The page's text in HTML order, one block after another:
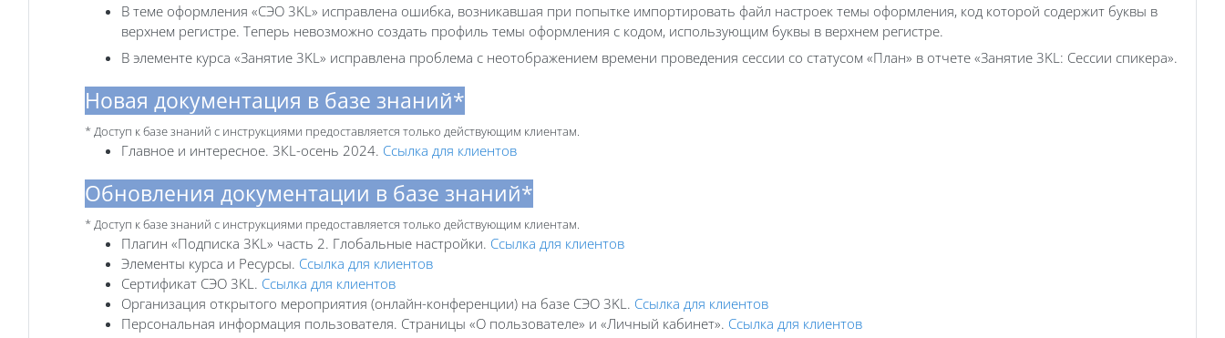
В теме оформления «СЭО 3KL‎» исправлена ошибка, возникавшая при попытке импортировать файл настроек темы оформления, код которой содержит буквы в
верхнем регистре. Теперь невозможно создать профиль темы оформления с кодом, использующим буквы в верхнем регистре.
В элементе курса «Занятие 3KL» исправлена проблема с неотображением времени проведения сессии со статусом «План» в отчете «Занятие 3KL: Сессии спикера».
Новая документация в базе знаний*
* Доступ к базе знаний с инструкциями предоставляется только действующим клиентам.
Главное и интересное. 3КL-осень 2024. Ссылка для клиентов
Обновления документации в базе знаний*
* Доступ к базе знаний с инструкциями предоставляется только действующим клиентам.
Плагин «Подписка 3KL» часть 2. Глобальные настройки. Ссылка для клиентов
Элементы курса и Ресурсы. Ссылка для клиентов
Сертификат СЭО 3KL. Ссылка для клиентов
Организация открытого мероприятия (онлайн-конференции) на базе СЭО 3KL. Ссылка для клиентов
Персональная информация пользователя. Страницы «О пользователе» и «Личный кабинет». Ссылка для клиентов